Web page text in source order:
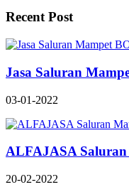
Recent Post
Jasa Saluran
03-01-2022
ALFAJASA Saluran
20-02-2022